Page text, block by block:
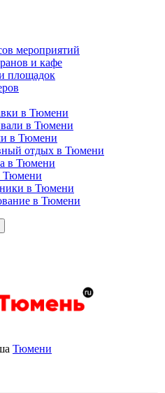
мероприятий
и кафе
площадок
в Тюмени
в Тюмени
в Тюмени
отдых в Тюмени
в Тюмени
Тюмени
в Тюмени
в Тюмени
Тюмени